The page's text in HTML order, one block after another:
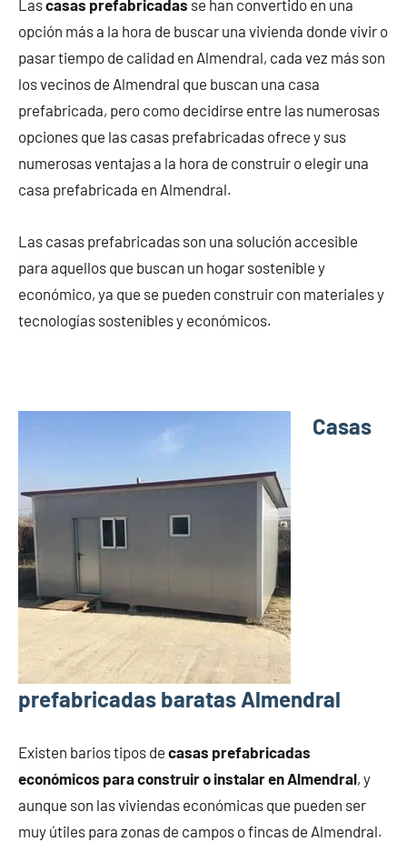
Lascasas prefabricadas se han convertido en una
opción más a la hora de buscar una vivienda donde vivir o
pasar tiempo de calidad en Almendral, cada vez más son
los vecinos de Almendral que buscan una casa
prefabricada, pero como decidirse entre las numerosas
opciones que las casas prefabricadas ofrece y sus
numerosas ventajas a la hora de construir o elegir una
casa prefabricada en Almendral.
Las casas prefabricadas son una solución accesible
para aquellos que buscan un hogar sostenible y
económico, ya que se pueden construir con materiales y
tecnologías sostenibles y económicos.
Casas
prefabricadas baratas Almendral
Existen barios tipos de casas prefabricadas
económicos para construir o instalar en Almendral, y
aunque son las viviendas económicas que pueden ser
muy útiles para zonas de campos o fincas de Almendral.